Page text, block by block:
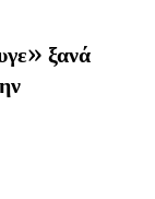
ξανά